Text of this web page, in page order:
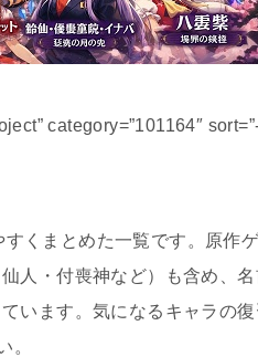
category=”101164″
くまとめた一覧です。原作
人・付喪神など）も含め、
います。気になるキャラの
。